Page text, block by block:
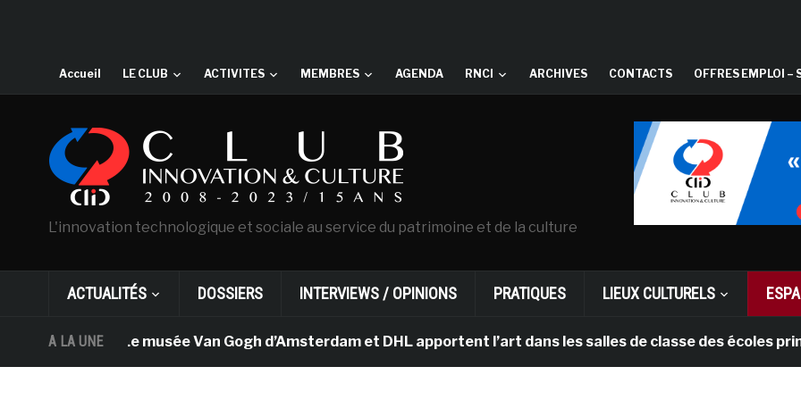
Accueil LE CLUB ACTIVITES MEMBRES AGENDA RNCI ARCHIVES CONTACTS OFFRES EMPLOI –
L'innovation technologique et sociale au service du patrimoine et de la culture
ACTUALITÉS DOSSIERS INTERVIEWS / OPINIONS PRATIQUES LIEUX CULTURELS
A LA UNELe musée Van Gogh d’Amsterdam et DHL apportent l’art dans les salles de classe des écoles